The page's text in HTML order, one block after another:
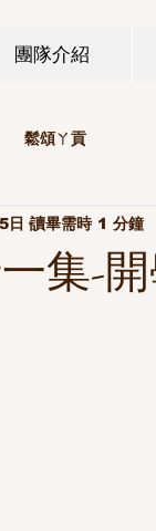
團隊介紹
鬆頌ㄚ貢
集-
日 讀畢需時 1 分鐘